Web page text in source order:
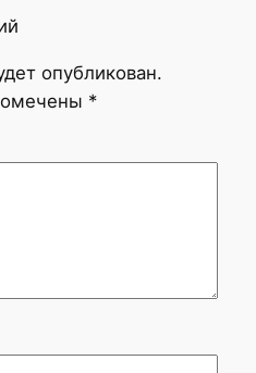
опубликован.
*